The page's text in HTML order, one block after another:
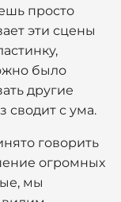
просто
эти сцены
было
другие
сводит с ума.
говорить
огромных
мы